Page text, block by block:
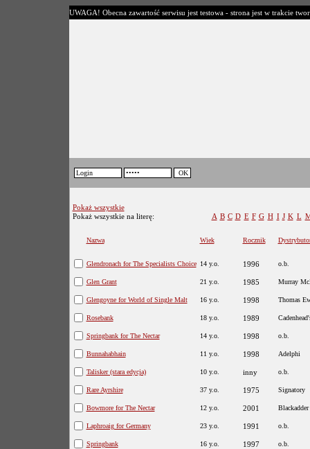
UWAGA! Obecna zawartość serwisu jest testowa - strona jest w trakcie
Pokaż wszystkie
Pokaż wszystkie na literę:
A B C D E F G H I J K L
Nazwa Wiek Rocznik
Glendronach for The Specialists Choice 14 y.o. 1996 o.b.
Glen Grant 21 y.o. 1985 Murray
Glengoyne for World of Single Malt 16 y.o. 1998 Thomas
Rosebank 18 y.o. 1989
Springbank for The Nectar 14 y.o. 1998 o.b.
Bunnahabhain 11 y.o. 1998 Adelphi
Talisker (stara edycja) 10 y.o. inny o.b.
Rare Ayrshire 37 y.o. 1975 Signatory
Bowmore for The Nectar 12 y.o. 2001 Blackadder
Laphroaig for Germany 23 y.o. 1991 o.b.
Springbank 16 y.o. 1997 o.b.